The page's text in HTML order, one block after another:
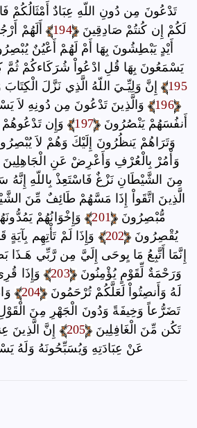
تَدْعُونَ مِن دُونِ اللّهِ عِبَادٌ أَمْثَالُكُمْ
لَكُمْ إِن كُنتُمْ صَادِقِينَ 194 أَلَهُمْ
أَيْدٍ يَبْطِشُونَ بِهَا أَمْ لَهُمْ أَعْيُنٌ
يَسْمَعُونَ بِهَا قُلِ ادْعُواْ شُرَكَاءكُمْ ثُمَّ
195 إِنَّ وَلِيِّـيَ اللّهُ الَّذِي نَزَّلَ
196 وَالَّذِينَ تَدْعُونَ مِن دُونِهِ لاَ
أَنفُسَهُمْ يَنْصُرُونَ 197 وَإِن تَدْعُوهُمْ
وَتَرَاهُمْ يَنظُرُونَ إِلَيْكَ وَهُمْ لاَ
وَأْمُرْ بِالْعُرْفِ وَأَعْرِضْ عَنِ الْجَاهِلِينَ
مِنَ الشَّيْطَانِ نَزْغٌ فَاسْتَعِذْ بِاللّهِ إِنَّهُ
الَّذِينَ اتَّقَواْ إِذَا مَسَّهُمْ طَائِفٌ مِّنَ
مُّبْصِرُونَ
201 وَإِخْوَانُهُمْ
يُقْصِرُونَ
202
وَإِذَا لَمْ تَأْتِهِم بِآيَةٍ
إِنَّمَا أَتَّبِعُ مَا يِوحَى إِلَيَّ مِن رَّبِّي
وَرَحْمَةٌ لِّقَوْمٍ يُؤْمِنُونَ 203 وَإِذَا
لَهُ وَأَنصِتُواْ لَعَلَّكُمْ تُرْحَمُونَ
204
تَضَرُّعاً وَخِيفَةً وَدُونَ الْجَهْرِ مِنَ الْقَوْلِ
تَكُن مِّنَ الْغَافِلِينَ
205
إِنَّ الَّذِينَ
عَنْ عِبَادَتِهِ وَيُسَبِّحُونَهُ وَلَهُ